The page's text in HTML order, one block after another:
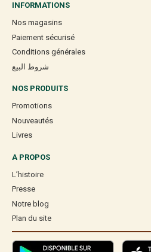
INFORMATIONS
Nos magasins
Paiement sécurisé
Conditions générales
شروط البيع
NOS PRODUITS
Promotions
Nouveautés
Livres
A PROPOS
L’histoire
Presse
Notre blog
Plan du site